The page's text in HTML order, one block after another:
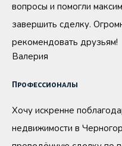
вопросы и помогли
завершить сделку.
рекомендовать друзьям!
Валерия
Профессионалы
Хочу искренне
недвижимости в